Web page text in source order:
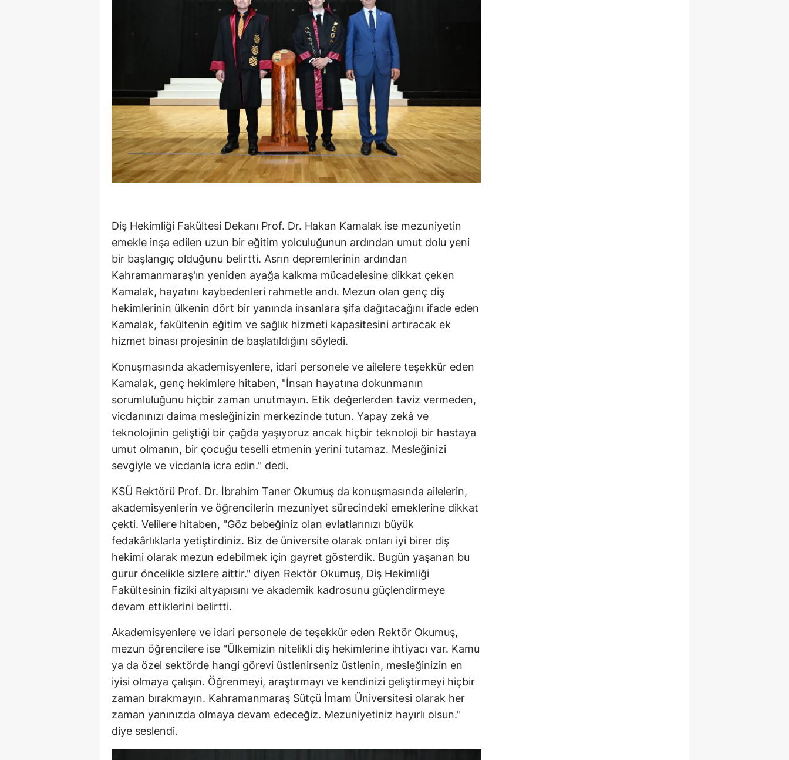
Diş Hekimliği Fakültesi Dekanı Prof. Dr. Hakan Kamalak ise mezuniyetin
emekle inşa edilen uzun bir eğitim yolculuğunun ardından umut dolu yeni
bir başlangıç olduğunu belirtti. Asrın depremlerinin ardından
Kahramanmaraş'ın yeniden ayağa kalkma mücadelesine dikkat çeken
Kamalak, hayatını kaybedenleri rahmetle andı. Mezun olan genç diş
hekimlerinin ülkenin dört bir yanında insanlara şifa dağıtacağını ifade eden
Kamalak, fakültenin eğitim ve sağlık hizmeti kapasitesini artıracak ek
hizmet binası projesinin de başlatıldığını söyledi.
Konuşmasında akademisyenlere, idari personele ve ailelere teşekkür eden
Kamalak, genç hekimlere hitaben, "İnsan hayatına dokunmanın
sorumluluğunu hiçbir zaman unutmayın. Etik değerlerden taviz vermeden,
vicdanınızı daima mesleğinizin merkezinde tutun. Yapay zekâ ve
teknolojinin geliştiği bir çağda yaşıyoruz ancak hiçbir teknoloji bir hastaya
umut olmanın, bir çocuğu teselli etmenin yerini tutamaz. Mesleğinizi
sevgiyle ve vicdanla icra edin." dedi.
KSÜ Rektörü Prof. Dr. İbrahim Taner Okumuş da konuşmasında ailelerin,
akademisyenlerin ve öğrencilerin mezuniyet sürecindeki emeklerine dikkat
çekti. Velilere hitaben, "Göz bebeğiniz olan evlatlarınızı büyük
fedakârlıklarla yetiştirdiniz. Biz de üniversite olarak onları iyi birer diş
hekimi olarak mezun edebilmek için gayret gösterdik. Bugün yaşanan bu
gurur öncelikle sizlere aittir." diyen Rektör Okumuş, Diş Hekimliği
Fakültesinin fiziki altyapısını ve akademik kadrosunu güçlendirmeye
devam ettiklerini belirtti.
Akademisyenlere ve idari personele de teşekkür eden Rektör Okumuş,
mezun öğrencilere ise "Ülkemizin nitelikli diş hekimlerine ihtiyacı var. Kamu
ya da özel sektörde hangi görevi üstlenirseniz üstlenin, mesleğinizin en
iyisi olmaya çalışın. Öğrenmeyi, araştırmayı ve kendinizi geliştirmeyi hiçbir
zaman bırakmayın. Kahramanmaraş Sütçü İmam Üniversitesi olarak her
zaman yanınızda olmaya devam edeceğiz. Mezuniyetiniz hayırlı olsun."
diye seslendi.